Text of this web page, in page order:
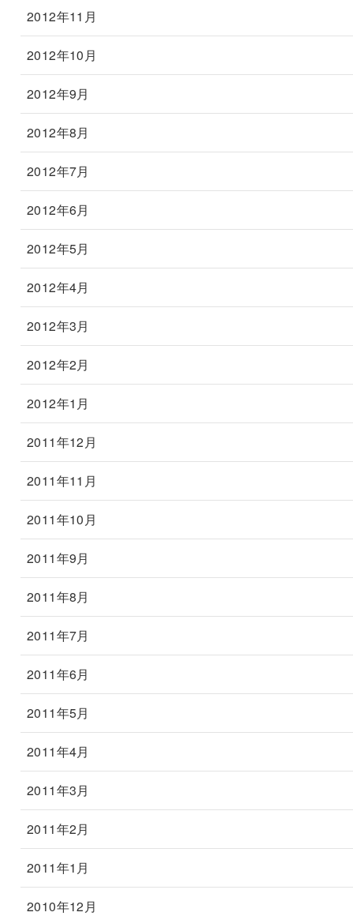
2012年11月
2012年10月
2012年9月
2012年8月
2012年7月
2012年6月
2012年5月
2012年4月
2012年3月
2012年2月
2012年1月
2011年12月
2011年11月
2011年10月
2011年9月
2011年8月
2011年7月
2011年6月
2011年5月
2011年4月
2011年3月
2011年2月
2011年1月
2010年12月